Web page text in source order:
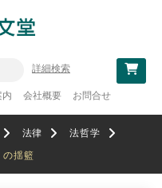
内 会社概要 お問合せ
詳細検索
法律
法哲学
の揺籃